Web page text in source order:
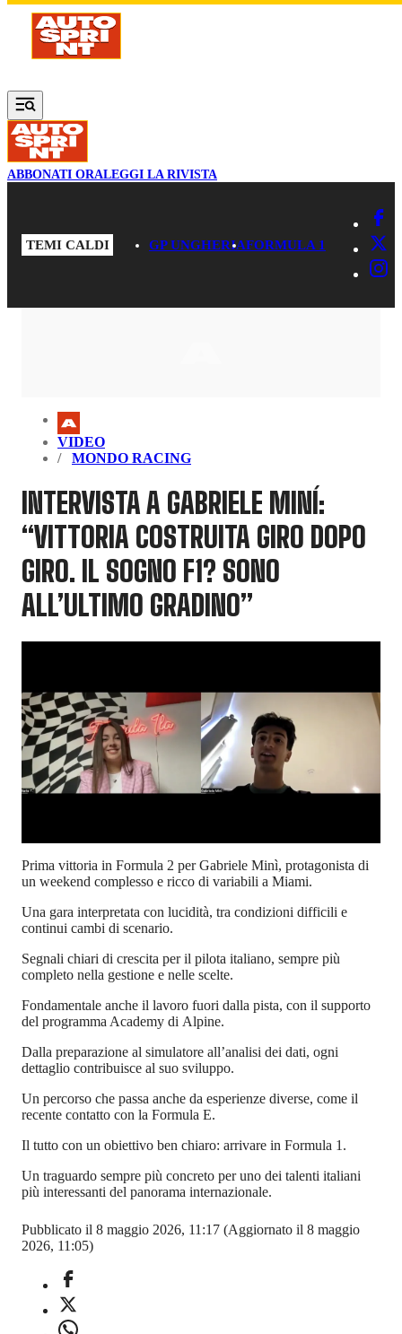
Vai al contenuto principale
ABBONATI ORALEGGI LA RIVISTA
TEMI CALDI GP UNGHERIAFORMULA 1
VIDEO
MONDO RACING
INTERVISTA A GABRIELE MINÍ:
“VITTORIA COSTRUITA GIRO DOPO
GIRO. IL SOGNO F1? SONO
ALL’ULTIMO GRADINO”
Prima vittoria in Formula 2 per Gabriele Minì, protagonista di
un weekend complesso e ricco di variabili a Miami.
Una gara interpretata con lucidità, tra condizioni difficili e
continui cambi di scenario.
Segnali chiari di crescita per il pilota italiano, sempre più
completo nella gestione e nelle scelte.
Fondamentale anche il lavoro fuori dalla pista, con il supporto
del programma Academy di Alpine.
Dalla preparazione al simulatore all’analisi dei dati, ogni
dettaglio contribuisce al suo sviluppo.
Un percorso che passa anche da esperienze diverse, come il
recente contatto con la Formula E.
Il tutto con un obiettivo ben chiaro: arrivare in Formula 1.
Un traguardo sempre più concreto per uno dei talenti italiani
più interessanti del panorama internazionale.
Pubblicato il 8 maggio 2026, 11:17 (Aggiornato il 8 maggio
2026, 11:05)